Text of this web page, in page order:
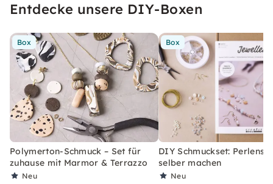
Entdecke unsere DIY-Boxen
Box
Polymerton-Schmuck – Set für
zuhause mit Marmor & Terrazzo
Neu
Box
DIY Schmuckset:
selber machen
Neu